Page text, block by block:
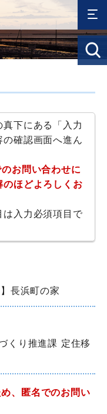
下にある「入力
確認画面へ進ん
お問い合わせに
ほどよろしくお
入力必須項目で
長浜町の家
くり推進課 定住移
め、匿名でのお問い